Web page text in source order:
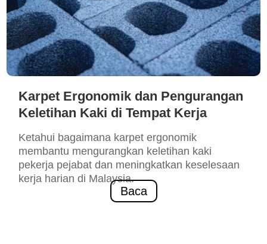
Karpet Ergonomik dan Pengurangan
Keletihan Kaki di Tempat Kerja
Ketahui bagaimana karpet ergonomik
membantu mengurangkan keletihan kaki
pekerja pejabat dan meningkatkan keselesaan
kerja harian di Malaysia.
Baca